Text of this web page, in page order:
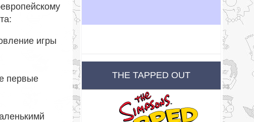
игры
первые
THE TAPPED OUT